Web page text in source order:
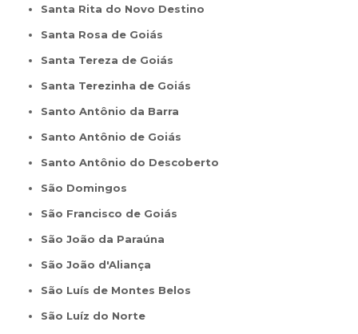
Santa Rita do Novo Destino
Santa Rosa de Goiás
Santa Tereza de Goiás
Santa Terezinha de Goiás
Santo Antônio da Barra
Santo Antônio de Goiás
Santo Antônio do Descoberto
São Domingos
São Francisco de Goiás
São João da Paraúna
São João d'Aliança
São Luís de Montes Belos
São Luíz do Norte